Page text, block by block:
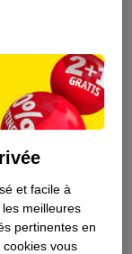
et facile à
meilleures
pertinentes en
cookies vous